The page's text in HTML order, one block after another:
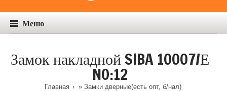
Меню
Замок накладной SIBA 10007/Е
NO:12
Главная » Замки дверные(есть опт, б/нал)